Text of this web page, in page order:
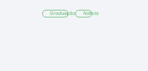
Graduação Notícia